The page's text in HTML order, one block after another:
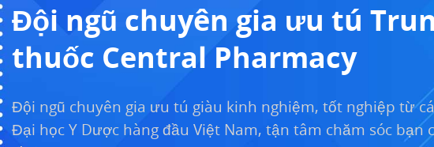
Đội ngũ chuyên gia ưu tú
thuốc Central Pharmacy
Đội ngũ chuyên gia ưu tú giàu kinh nghiệm, tốt nghiệp từ
Đại học Y Dược hàng đầu Việt Nam, tận tâm chăm sóc bạn